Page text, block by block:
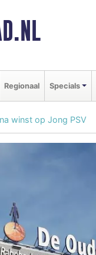
Regionaal Specials
winst op Jong PSV